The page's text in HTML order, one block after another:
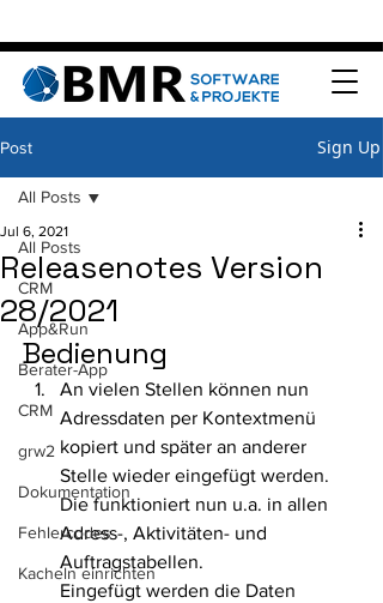
Post Sign Up
All Posts
CRM
App&Run
Berater-App
CRM
grw2
Dokumentation
Fehlercodes
Kacheln einrichten
All Posts
Releasenotes Version
28/2021
Jul 6, 2021
Bedienung
An vielen Stellen können nun
Adressdaten per Kontextmenü
kopiert und später an anderer
Stelle wieder eingefügt werden.
Die funktioniert nun u.a. in allen
Adress-, Aktivitäten- und
Auftragstabellen.
Eingefügt werden die Daten